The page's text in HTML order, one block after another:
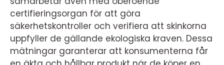
certifieringsorgan för att göra
säkerhetskontroller och verifiera att skinkorna
uppfyller de gällande ekologiska kraven. Dessa
mätningar garanterar att konsumenterna får